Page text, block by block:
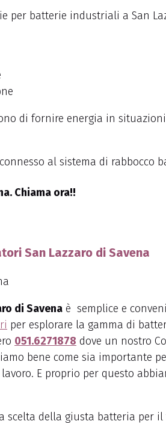
per batterie industriali a San
di fornire energia in
al sistema di rabbocco
Chiama ora!!
San Lazzaro di Savena
di Savena è semplice e
per esplorare la gamma di
051.6271878 dove un nostro
bene come sia importante
E proprio per questo
della giusta batteria per il